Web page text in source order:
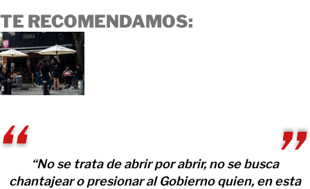
TE RECOMENDAMOS:
“No se trata de abrir por abrir, no se busca
chantajear o presionar al Gobierno quien, en esta